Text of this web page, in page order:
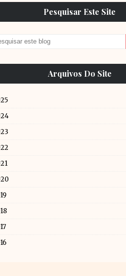
Pesquisar Este Site
Arquivos Do Site